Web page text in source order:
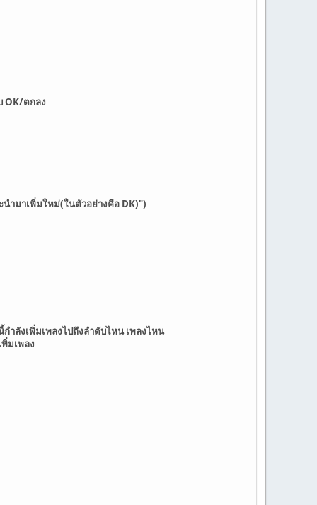
OK/ตกลง
ำมาเพิ่มใหม่(ในตัวอย่างคือ DK)")
ำลังเพิ่มเพลงไปถึงลำดับไหน เพลงไหน
มเพลง